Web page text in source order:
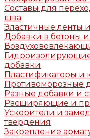
Составы для
шва
Эластичные ленты
Добавки в бетоны
добавки
Пластификаторы и
Противоморозные
Разные добавки и
Расширяющие и
Ускорители и
твердения
Закрепление